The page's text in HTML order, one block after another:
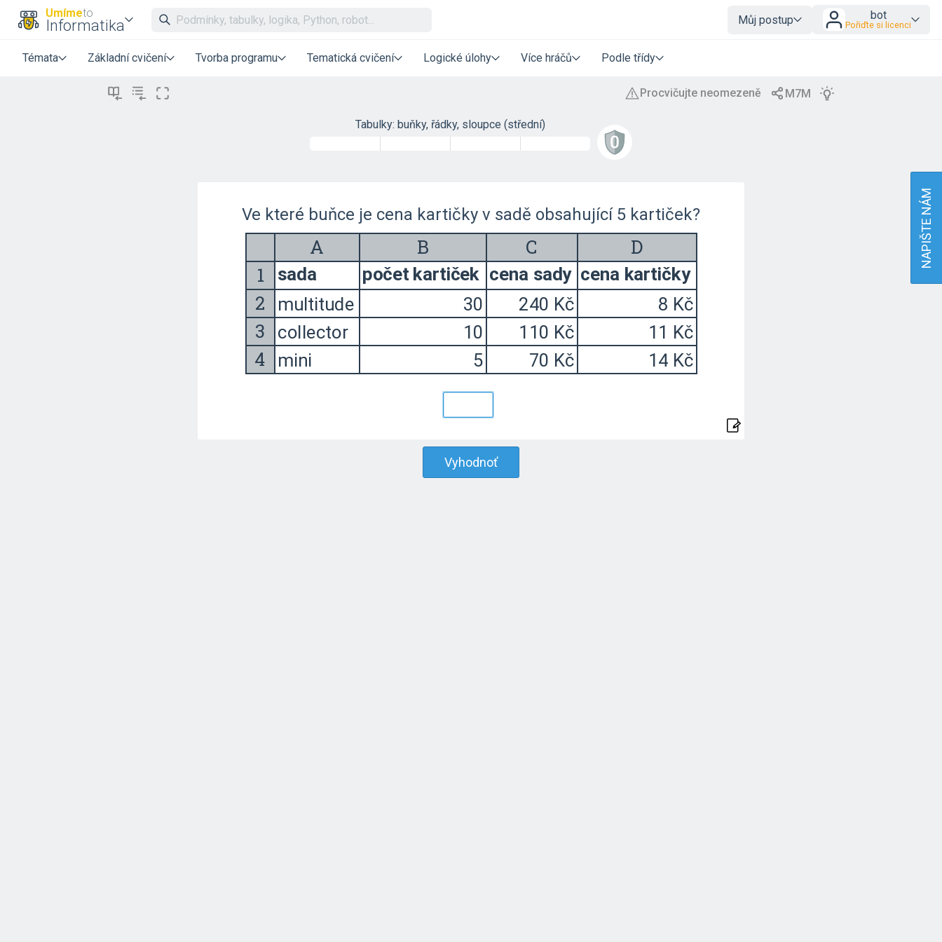
Umímeto
Informatika Můj postup bot
Pořiďte si licenci
Témata Základní cvičení Tvorba programu Tematická cvičení Logické úlohy Více hráčů Podle třídy
Tabulky: buňky, řádky, sloupce (střední)
Ve které buňce je cena kartičky v sadě obsahující 5 kartiček?
Vyhodnoť
NAPIŠTE NÁM